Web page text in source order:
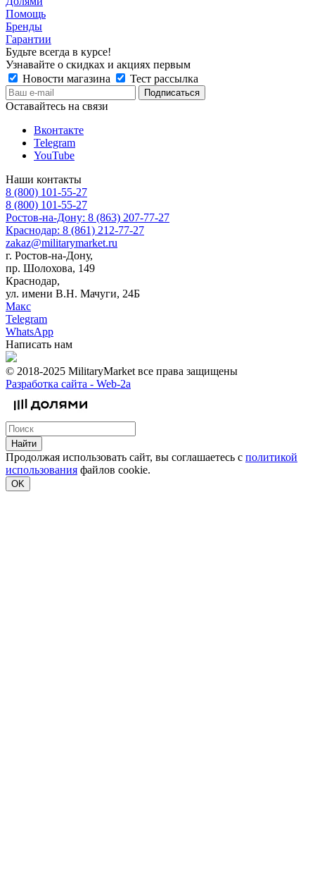
Помощь
Бренды
Гарантии
Будьте всегда в курсе!
Узнавайте о скидках и акциях первым
Новости магазина
Тест рассылка
Оставайтесь на связи
Вконтакте
Telegram
YouTube
Наши контакты
8 (800) 101-55-27
8 (800) 101-55-27
Ростов-на-Дону: 8 (863) 207-77-27
Краснодар: 8 (861) 212-77-27
zakaz@militarymarket.ru
г. Ростов-на-Дону,
пр. Шолохова, 149
Краснодар,
ул. имени В.Н. Мачуги, 24Б
Макс
Telegram
WhatsApp
Написать нам
© 2018-2025 MilitaryMarket все права защищены
Разработка сайта - Web-2a
Найти
Продолжая использовать сайт, вы соглашаетесь с политикой
использования файлов cookie.
OK